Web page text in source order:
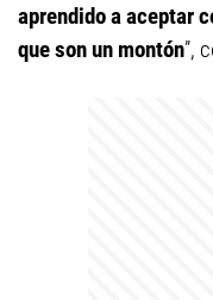
aprendido a aceptar
que son un montón”,